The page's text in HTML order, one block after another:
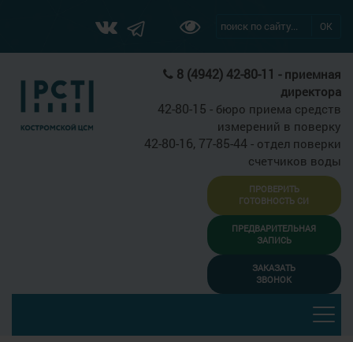
ОК
8 (4942) 42-80-11 - приемная
директора
42-80-15 - бюро приема средств
измерений в поверку
42-80-16, 77-85-44 - отдел поверки
счетчиков воды
ПРОВЕРИТЬ
ГОТОВНОСТЬ СИ
ПРЕДВАРИТЕЛЬНАЯ
ЗАПИСЬ
ЗАКАЗАТЬ
ЗВОНОК